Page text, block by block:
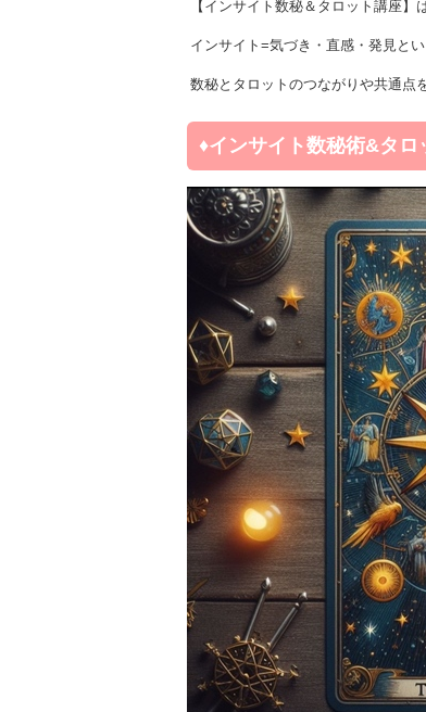
【インサイト数秘＆タロット講座
インサイト=気づき・直感・発見と
数秘とタロットのつながりや共通点
♦️インサイト数秘術&タロ